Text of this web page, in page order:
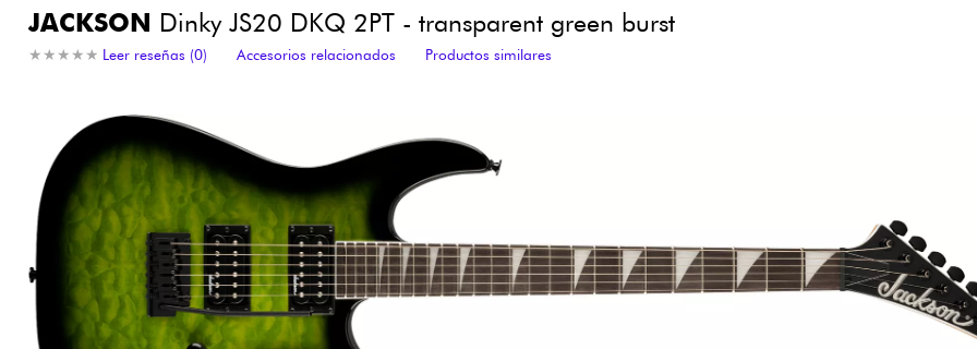
Sintetizadores & samplers Grabación
Luces
Violines y cuarteto
HiFi Bundle
Ver nuestras marcas
JACKSON Dinky JS20 DKQ 2PT - transparent green burst
★ ★ ★ ★ ★
★ ★ ★ ★ ★ Leer reseñas (0) Accesorios relacionados Productos similares